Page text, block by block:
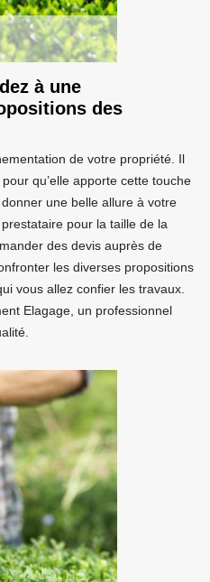
à une
des
de votre propriété. Il
qu’elle apporte cette touche
une belle allure à votre
pour la taille de la
des devis auprès de
les diverses propositions
vous allez confier les travaux.
Elagage, un professionnel